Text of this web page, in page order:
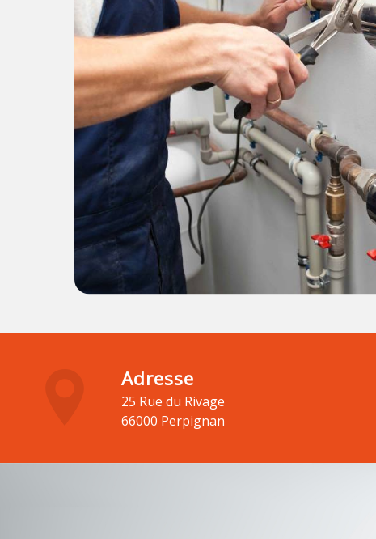
Adresse
25 Rue du Rivage
66000 Perpignan